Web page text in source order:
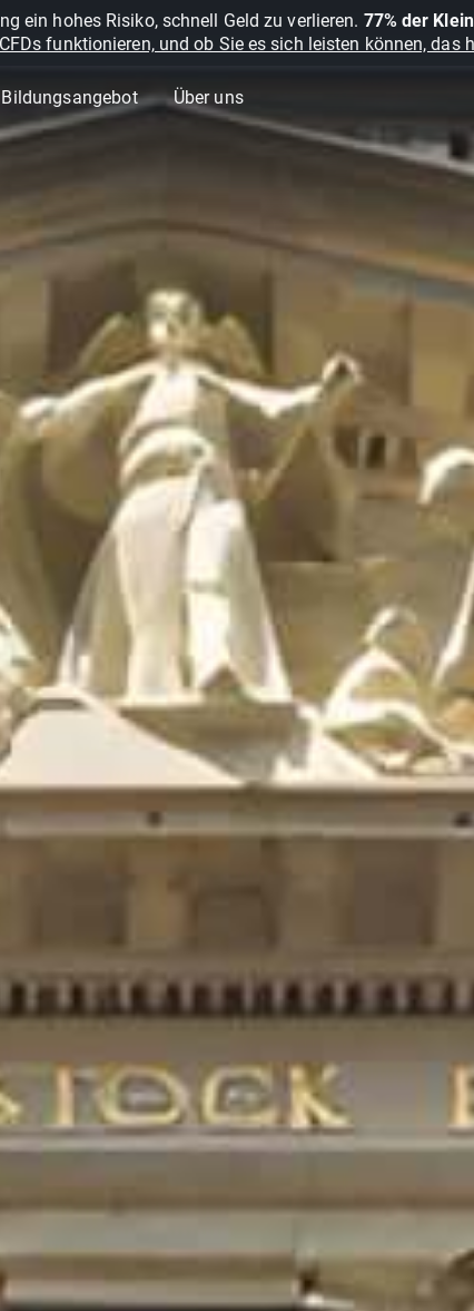
ein hohes Risiko, schnell Geld zu verlieren. 77% der
funktionieren, und ob Sie es sich leisten können, das
Bildungsangebot Über uns